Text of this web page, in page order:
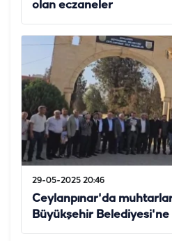
olan eczaneler
29-05-2025 20:46
Ceylanpınar'da
Büyükşehir Belediyesi'ne